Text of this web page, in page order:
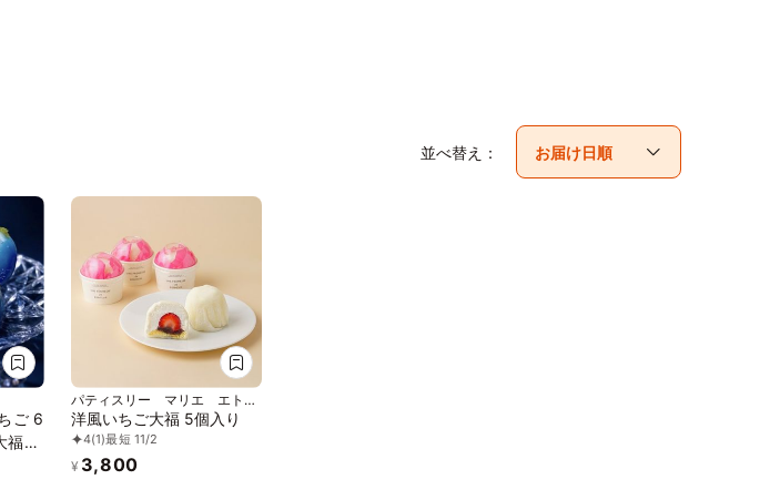
並べ替え：
ご 6
福》
ル
パティスリー マリエ エトワ
ール
洋風いちご大福 5個入り
4(1)最短 11/2
¥ 3,800